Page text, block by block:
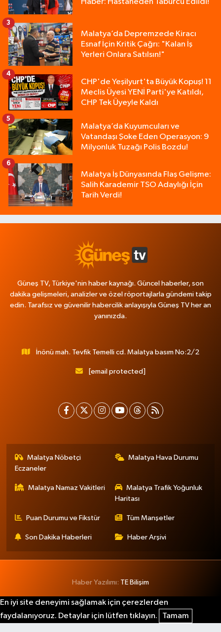
Malatya’da Depremzede Kiracı
Esnaf İçin Kritik Çağrı: "Kalan İş
Yerleri Onlara Satılsın!"
3
CHP'de Yeşilyurt'ta Büyük Kopuş! 11
Meclis Üyesi YENİ Parti'ye Katıldı,
CHP Tek Üyeyle Kaldı
4
Malatya’da Kuyumcuları ve
Vatandaşı Şoke Eden Operasyon: 9
Milyonluk Tuzağı Polis Bozdu!
5
Malatya İş Dünyasında Flaş Gelişme:
Salih Karademir TSO Adaylığı İçin
Tarih Verdi!
6
Güneş TV, Türkiye'nin haber kaynağı. Güncel haberler, son
dakika gelişmeleri, analizler ve özel röportajlarla gündemi takip
edin. Tarafsız ve güvenilir habercilik anlayışıyla Güneş TV her an
yanınızda.
İnönü mah. Tevfik Temelli cd. Malatya basım No:2/2
[email protected]
Malatya Nöbetçi
Eczaneler
Malatya Hava Durumu
Malatya Namaz Vakitleri
Malatya Trafik Yoğunluk
Haritası
Puan Durumu ve Fikstür Tüm Manşetler
Son Dakika Haberleri Haber Arşivi
Haber Yazılımı: TE Bilişim
En iyi site deneyimi sağlamak için çerezlerden
faydalanıyoruz. Detaylar için lütfen tıklayın.
Tamam